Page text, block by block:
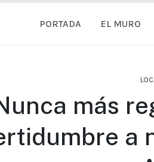
PORTADA EL MURO
más
a